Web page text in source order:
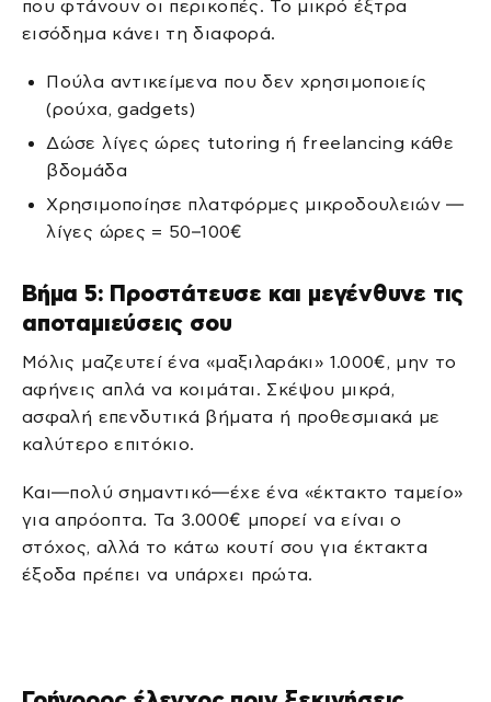
που φτάνουν οι περικοπές. Το μικρό έξτρα
εισόδημα κάνει τη διαφορά.
Πούλα αντικείμενα που δεν χρησιμοποιείς
(ρούχα, gadgets)
Δώσε λίγες ώρες tutoring ή freelancing κάθε
βδομάδα
Χρησιμοποίησε πλατφόρμες μικροδουλειών —
λίγες ώρες = 50–100€
Βήμα 5: Προστάτευσε και μεγένθυνε τις
αποταμιεύσεις σου
Μόλις μαζευτεί ένα «μαξιλαράκι» 1.000€, μην το
αφήνεις απλά να κοιμάται. Σκέψου μικρά,
ασφαλή επενδυτικά βήματα ή προθεσμιακά με
καλύτερο επιτόκιο.
Και—πολύ σημαντικό—έχε ένα «έκτακτο ταμείο»
για απρόοπτα. Τα 3.000€ μπορεί να είναι ο
στόχος, αλλά το κάτω κουτί σου για έκτακτα
έξοδα πρέπει να υπάρχει πρώτα.